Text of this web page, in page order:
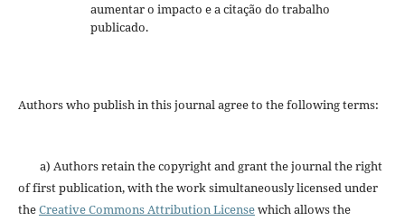
aumentar o impacto e a citação do trabalho
publicado.
Authors who publish in this journal agree to the following terms:
a) Authors retain the copyright and grant the journal the right
of first publication, with the work simultaneously licensed under
theCreative Commons Attribution Licensewhich allows the